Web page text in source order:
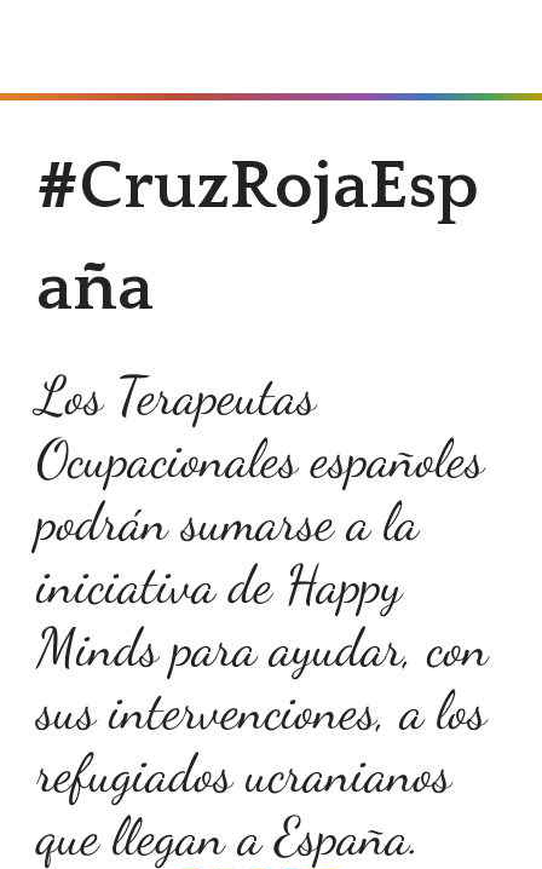
#CruzRojaEsp
aña
Los Terapeutas
Ocupacionales españoles
podrán sumarse a la
iniciativa de Happy
Minds para ayudar, con
sus intervenciones, a los
refugiados ucranianos
que llegan a España.